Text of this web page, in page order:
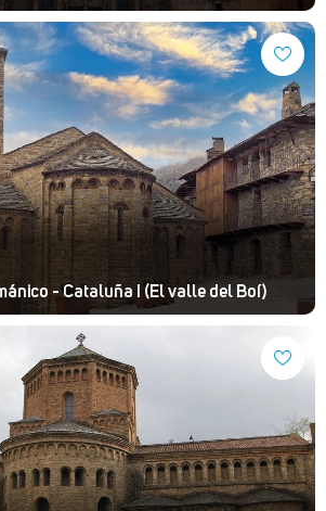
- Cataluña I (El valle del Boí)